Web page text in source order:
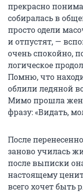
прекрасно
собиралась в
просто одели
и отпустят, —
очень спокойно,
логическое
Помню, что
облили ледяной
Мимо прошла
фразу: «Видать,
После
заново училась
после выписки
настоящему
всего хочет быть